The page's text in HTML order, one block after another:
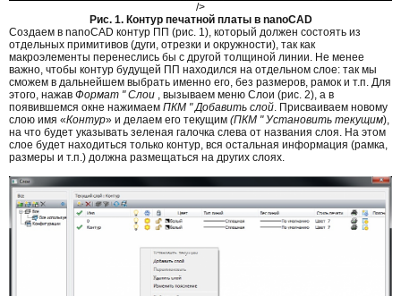
/>
Рис. 1. Контур печатной платы в nanoCAD
Создаем в nanoCAD контур ПП (рис. 1), который должен состоять из
отдельных примитивов (дуги, отрезки и окружности), так как
макроэлементы перенеслись бы с другой толщиной линии. Не менее
важно, чтобы контур будущей ПП находился на отдельном слое: так мы
сможем в дальнейшем выбрать именно его, без размеров, рамок и т.п. Для
этого, нажав Формат " Слои , вызываем меню Слои (рис. 2), а в
появившемся окне нажимаем ПКМ " Добавить слой. Присваиваем новому
слою имя «Контур» и делаем его текущим (ПКМ " Установить текущим),
на что будет указывать зеленая галочка слева от названия слоя. На этом
слое будет находиться только контур, вся остальная информация (рамка,
размеры и т.п.) должна размещаться на других слоях.